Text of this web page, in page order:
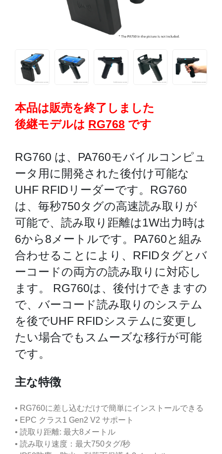
本品は販売を終了しました
後継モデルは RG768 です
RG760 は、PA760モバイルコンピュ
ータ用に開発された後付け可能な
UHF RFIDリーダーです。RG760
は、毎秒750タグの高速読み取りが
可能で、読み取り距離は1W出力時は
6から8メートルです。PA760と組み
合わせることにより、RFIDタグとバ
ーコードの両方の読み取りに対応し
ます。 RG760は、後付けできますの
で、バーコード読み取りのシステム
を後でUHF RFIDシステムに変更し
たい場合でもスムーズな移行が可能
です。
主な特徴
• RG760に差し込むだけで簡単にインストールできる
• EPC クラス1 Gen2 V2 サポート
• 読取り距離: 最大8メートル
• 読み取り速度：最大750タグ/秒